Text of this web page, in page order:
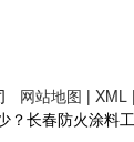
网站地图 | XML |
长春防火涂